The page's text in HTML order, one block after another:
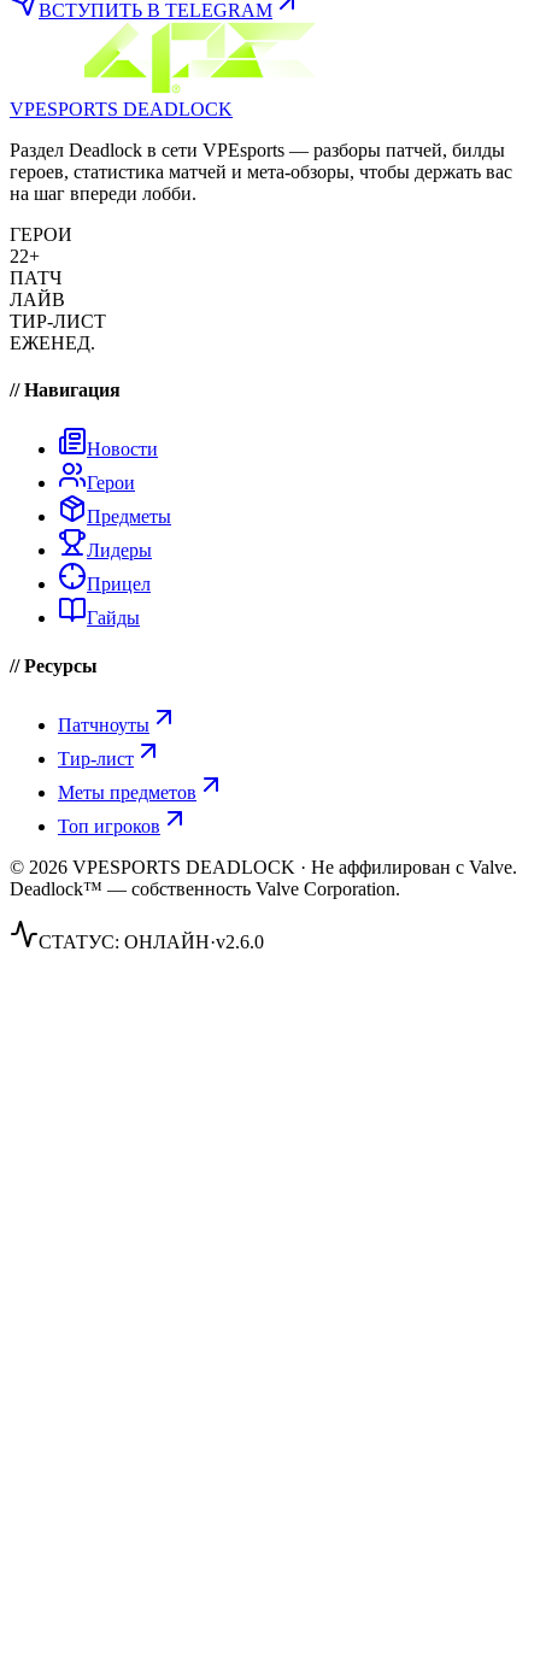
ВСТУПИТЬ В TELEGRAM
VPESPORTS DEADLOCK
Раздел Deadlock в сети VPEsports — разборы патчей, билды
героев, статистика матчей и мета-обзоры, чтобы держать вас
на шаг впереди лобби.
ГЕРОИ
22+
ПАТЧ
ЛАЙВ
ТИР-ЛИСТ
ЕЖЕНЕД.
// Навигация
Новости
Герои
Предметы
Лидеры
Прицел
Гайды
// Ресурсы
Патчноуты
Тир-лист
Меты предметов
Топ игроков
© 2026 VPESPORTS DEADLOCK · Не аффилирован с Valve.
Deadlock™ — собственность Valve Corporation.
СТАТУС: ОНЛАЙН·v2.6.0